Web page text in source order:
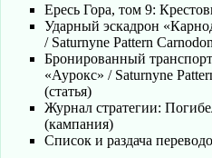
Ересь Гора, том 9:
Ударный эскадрон
/ Saturnyne Pattern
Бронированный
«Аурокс» / Saturnyne
(статья)
Журнал стратегии:
(кампания)
Список и раздача